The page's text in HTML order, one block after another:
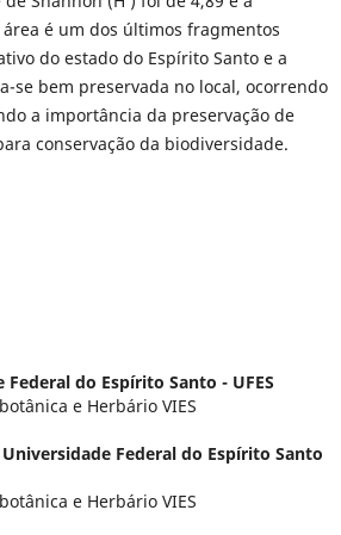
área é um dos últimos fragmentos
do estado do Espírito Santo e a
se bem preservada no local, ocorrendo
a importância da preservação de
conservação da biodiversidade.
Federal do Espírito Santo - UFES
e Herbário VIES
Universidade Federal do Espírito Santo
e Herbário VIES